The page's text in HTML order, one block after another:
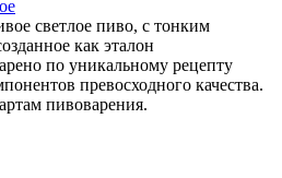
светлое пиво, с тонким
как эталон
по уникальному рецепту
превосходного качества.
пивоварения.